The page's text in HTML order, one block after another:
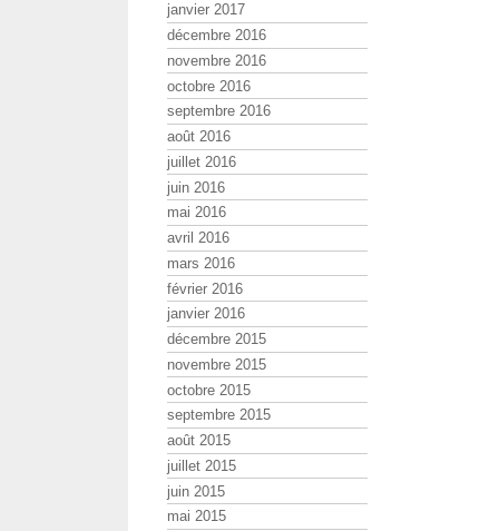
janvier 2017
décembre 2016
novembre 2016
octobre 2016
septembre 2016
août 2016
juillet 2016
juin 2016
mai 2016
avril 2016
mars 2016
février 2016
janvier 2016
décembre 2015
novembre 2015
octobre 2015
septembre 2015
août 2015
juillet 2015
juin 2015
mai 2015